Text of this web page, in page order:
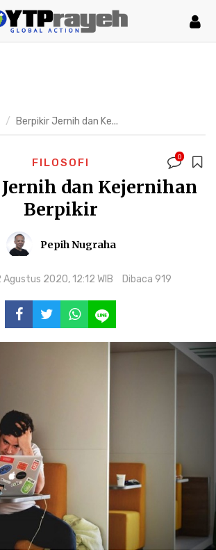
Berpikir Jernih dan Ke...
FILOSOFI 0
dan Kejernihan
Berpikir
Pepih Nugraha
2020, 12:12 WIB Dibaca 919